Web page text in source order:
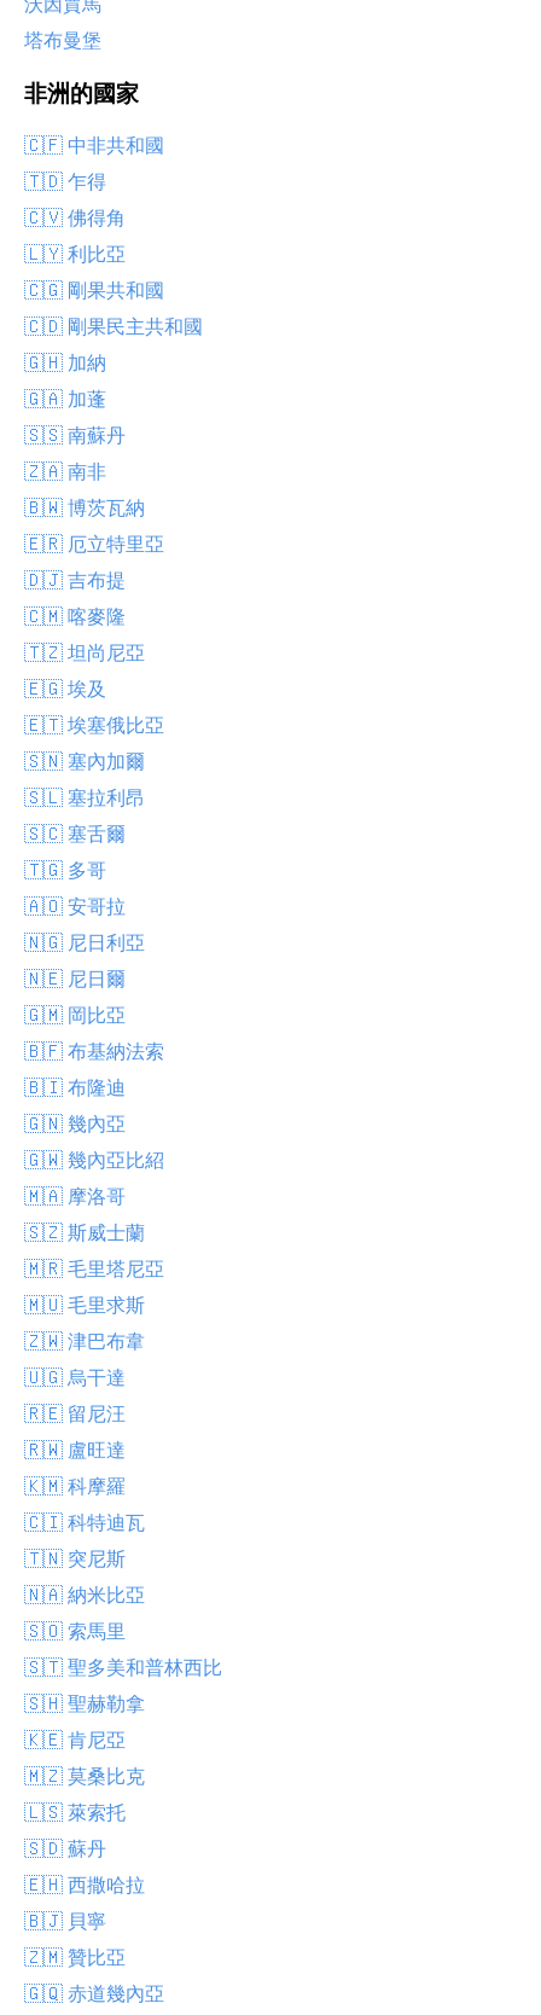
塔布曼堡
非洲的國家
🇨🇫 中非共和國
🇹🇩 乍得
🇨🇻 佛得角
🇱🇾 利比亞
🇨🇬 剛果共和國
🇨🇩 剛果民主共和國
🇬🇭 加納
🇬🇦 加蓬
🇸🇸 南蘇丹
🇿🇦 南非
🇧🇼 博茨瓦納
🇪🇷 厄立特里亞
🇩🇯 吉布提
🇨🇲 喀麥隆
🇹🇿 坦尚尼亞
🇪🇬 埃及
🇪🇹 埃塞俄比亞
🇸🇳 塞內加爾
🇸🇱 塞拉利昂
🇸🇨 塞舌爾
🇹🇬 多哥
🇦🇴 安哥拉
🇳🇬 尼日利亞
🇳🇪 尼日爾
🇬🇲 岡比亞
🇧🇫 布基納法索
🇧🇮 布隆迪
🇬🇳 幾內亞
🇬🇼 幾內亞比紹
🇲🇦 摩洛哥
🇸🇿 斯威士蘭
🇲🇷 毛里塔尼亞
🇲🇺 毛里求斯
🇿🇼 津巴布韋
🇺🇬 烏干達
🇷🇪 留尼汪
🇷🇼 盧旺達
🇰🇲 科摩羅
🇨🇮 科特迪瓦
🇹🇳 突尼斯
🇳🇦 納米比亞
🇸🇴 索馬里
🇸🇹 聖多美和普林西比
🇸🇭 聖赫勒拿
🇰🇪 肯尼亞
🇲🇿 莫桑比克
🇱🇸 萊索托
🇸🇩 蘇丹
🇪🇭 西撒哈拉
🇧🇯 貝寧
🇿🇲 贊比亞
🇬🇶 赤道幾內亞